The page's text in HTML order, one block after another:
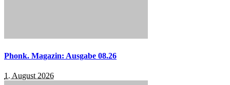
Phonk. Magazin: Ausgabe 08.26
1. August 2026